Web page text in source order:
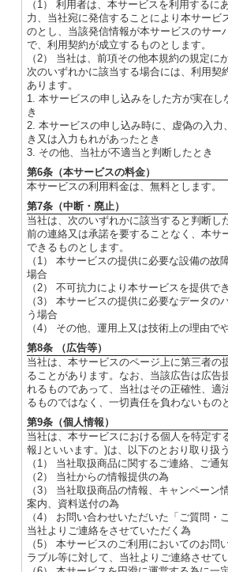
（1） 利用者は、本サービスを利用するに
力、当社宛に発信することにより本サービ
のとし、当該発信情報が本サービスのサー
で、利用契約が成立するものとします。
（2） 当社は、前項その他本規約の規定に
次のいずれかに該当する場合には、利用契
あります。
1. 本サービスの申し込みをした方が実在し
き
2. 本サービスの申し込み時に、虚偽の入力
き又は入力もれがあったとき
3. その他、当社が不適当と判断したとき
第6条（本サービスの料金）
本サービスの利用料金は、無料とします。
第7条（中断・廃止）
当社は、次のいずれかに該当すると判断し
前の連絡又は承諾を要することなく、本サ
できるものとします。
（1） 本サービスの提供に必要な設備の故
場合
（2） 不可抗力により本サービスを提供で
（3） 本サービスの提供に必要なデータの
う場合
（4） その他、運用上又は技術上の理由で
第8条 （広告等）
当社は、本サービスのページ上に第三者の
ることがあります。なお、当該広告は広告
れるものであって、当社はその正確性、適
るものではなく、一切責任を負わないもの
第9条（個人情報）
当社は、本サービスにおける個人を特定す
報｣といいます。)は、以下のとおり取り扱
（1） 当社取扱商品に関するご連絡、ご通
（2） 当社からの情報提供の為
（3） 当社取扱商品の情報、キャンペーン
案内、資料送付の為
（4） お問い合わせいただいた「ご質問・
当社よりご連絡をさせていただく為
（5） 本サービスのご利用においてのお問
ラブル等に対して、当社よりご連絡させて